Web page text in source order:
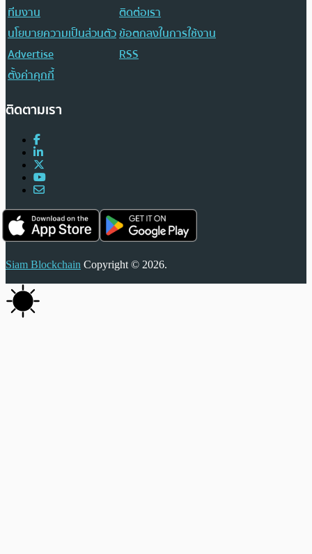
ทีมงาน
ติดต่อเรา
นโยบายความเป็นส่วนตัวข้อตกลงในการใช้งาน
Advertise
RSS
ตั้งค่าคุกกี้
ติดตามเรา
Siam Blockchain Copyright © 2026.